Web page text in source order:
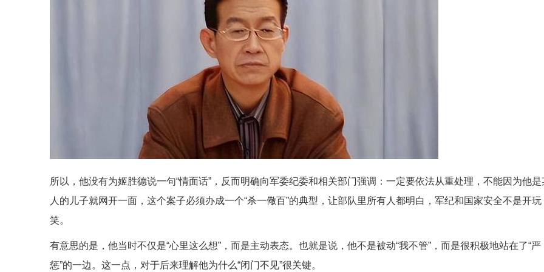
所以，他没有为姬胜德说一句“情面话”，反而明确向军委纪委和相关部门强调：一定要依法从重处理，不能因为他是
人的儿子就网开一面，这个案子必须办成一个“杀一儆百”的典型，让部队里所有人都明白，军纪和国家安全不是开玩
笑。
有意思的是，他当时不仅是“心里这么想”，而是主动表态。也就是说，他不是被动“我不管”，而是很积极地站在了“严
惩”的一边。这一点，对于后来理解他为什么“闭门不见”很关键。